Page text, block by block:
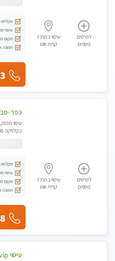
לפרטים
נוספים
עיסוי במרכז
קרית אונו
מקלחת
עיסוי
מקום
תמונה
לפרטים
נוספים
עיסוי במרכז
קרית אונו
עיסוי
בקלניקה
מקלחת
עיסוי
מקום
תמונה